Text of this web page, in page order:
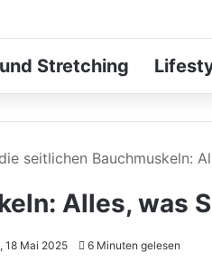
Stretching
seitlichen Bauchmuskeln:
Alles, was
18 Mai 2025 6 Minuten gelesen